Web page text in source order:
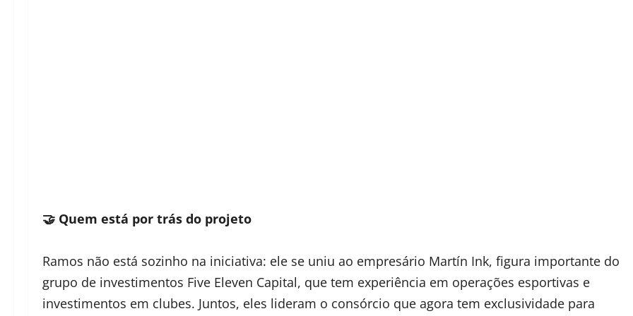
🤝 Quem está por trás do projeto
Ramos não está sozinho na iniciativa: ele se uniu ao empresário Martín Ink, figura importante do
grupo de investimentos Five Eleven Capital, que tem experiência em operações esportivas e
investimentos em clubes. Juntos, eles lideram o consórcio que agora tem exclusividade para